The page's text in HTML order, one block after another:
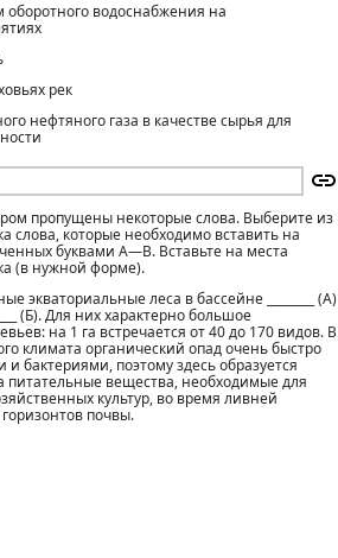
оборотного водоснабжения на
рек
нефтяного газа в качестве сырья для
пропущены некоторые слова. Выберите из
слова, которые необходимо вставить на
буквами А—В. Вставьте на места
(в нужной форме).
экваториальные леса в бассейне ________ (А)
(Б). Для них характерно большое
на 1 га встречается от 40 до 170 видов. В
климата органический опад очень быстро
бактериями, поэтому здесь образуется
а питательные вещества, необходимые для
культур, во время ливней
почвы.